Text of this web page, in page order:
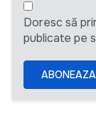
Doresc să
publicate pe
ABONEAZA